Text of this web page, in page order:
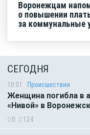
Воронежцам
о повышении
за коммунальные
СЕГОДНЯ
10:01 Происшествия
Женщина погибла в
«Нивой» в
0 124